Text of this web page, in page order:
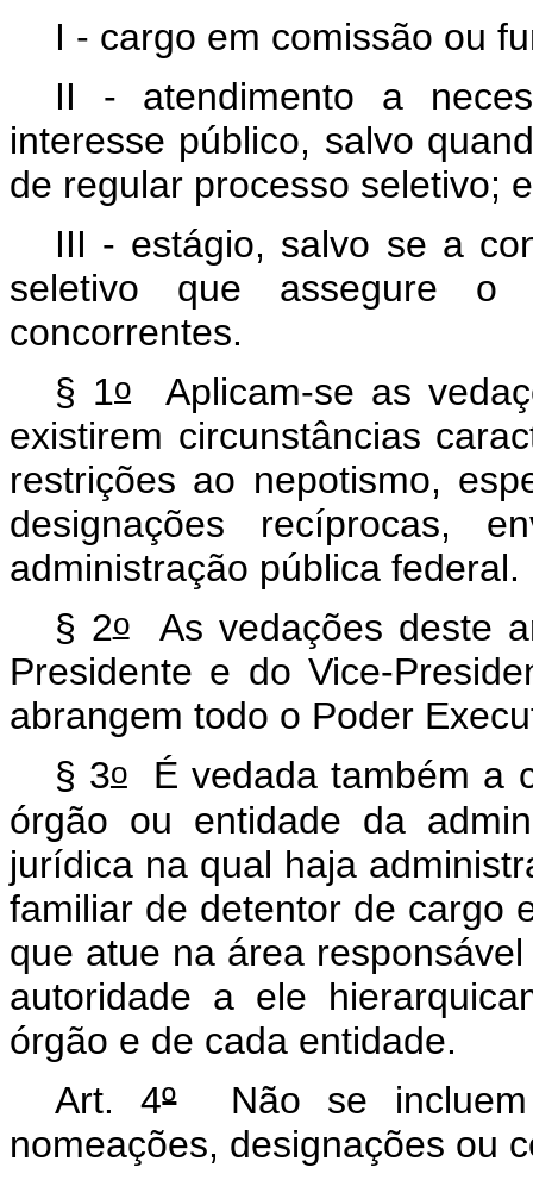
I - cargo em comissão ou
II - atendimento a
interesse público, salvo
de regular processo seletivo; e
III - estágio, salvo se a
seletivo que assegure o
concorrentes.
§ 1o
Aplicam-se as
existirem circunstâncias
restrições ao nepotismo,
designações recíprocas,
administração pública federal.
§ 2oAs vedações deste
Presidente e do Vice-
abrangem todo o Poder
§ 3oÉ vedada também a
órgão ou entidade da
jurídica na qual haja
familiar de detentor de cargo
que atue na área
autoridade a ele
órgão e de cada entidade.
Art. 4ºNão se incluem
nomeações, designações ou